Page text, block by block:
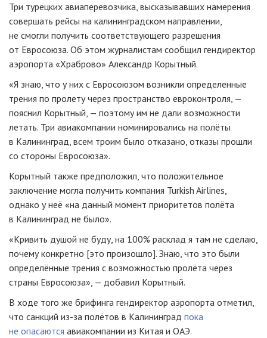
Три турецких авиаперевозчика, высказывавших намерения
совершать рейсы на калининградском направлении,
не смогли получить соответствующего разрешения
от Евросоюза. Об этом журналистам сообщил гендиректор
аэропорта «Храброво» Александр Корытный.
«Я знаю, что у них с Евросоюзом возникли определенные
трения по пролету через пространство евроконтроля, —
пояснил Корытный, — поэтому им не дали возможности
летать. Три авиакомпании номинировались на полёты
в Калининград, всем троим было отказано, отказы прошли
со стороны Евросоюза».
Корытный также предположил, что положительное
заключение могла получить компания Turkish Airlines,
однако у неё «на данный момент приоритетов полёта
в Калининград не было».
«Кривить душой не буду, на 100% расклад я там не сделаю,
почему конкретно [это произошло]. Знаю, что это были
определённые трения с возможностью пролёта через
страны Евросоюза», — добавил Корытный.
В ходе того же брифинга гендиректор аэропорта отметил,
что санкций из-за полётов в Калининград пока
не опасаются авиакомпании из Китая и ОАЭ.